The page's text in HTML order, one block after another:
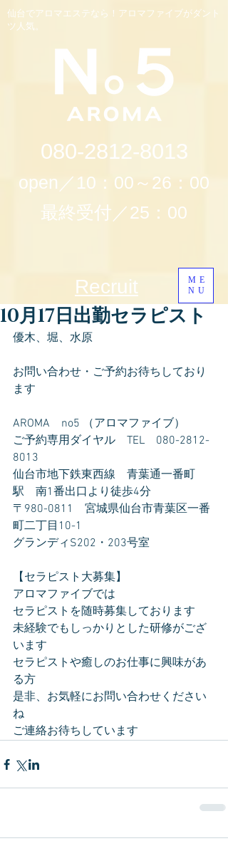
仙台でアロマエステなら！アロマファイブがダント
ツ人気。
080-2812-8013
open／10：00～26：00
最終受付／25：00
ME
NU
Recruit
10月17日出勤セラピスト
優木、堀、水原
お問い合わせ・ご予約お待ちしており
ます
AROMA　no5 （アロマファイブ）
ご予約専用ダイヤル　TEL　080-2812-
8013
仙台市地下鉄東西線　青葉通一番町
駅　南1番出口より徒歩4分
〒980-0811　宮城県仙台市青葉区一番
町二丁目10-1
グランディS202・203号室
【セラピスト大募集】
アロマファイブでは
セラピストを随時募集しております
未経験でもしっかりとした研修がござ
います
セラピストや癒しのお仕事に興味があ
る方
是非、お気軽にお問い合わせください
ね
ご連絡お待ちしています